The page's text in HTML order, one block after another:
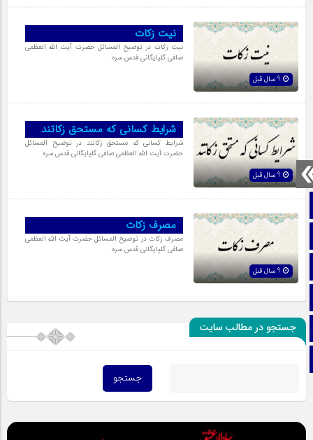
آپارات
اینستاگرام
نیت زکات
نیت زکات در توضیح المسائل حضرت آیت الله العظمی
صافی گلپایگانی قدس سره
شرایط کسانى که مستحق زکاتند
شرایط کسانى که مستحق زکاتند در توضیح المسائل
حضرت آیت الله العظمی صافی گلپایگانی قدس سره
مصرف زکات
مصرف زکات در توضیح المسائل حضرت آیت الله العظمی
صافی گلپایگانی قدس سره
جستجو در مطالب سایت